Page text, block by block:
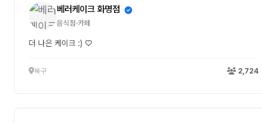
베러케이크 화명점
음식점·카페
더 나은 케이크 :) ♡
북구 2,724